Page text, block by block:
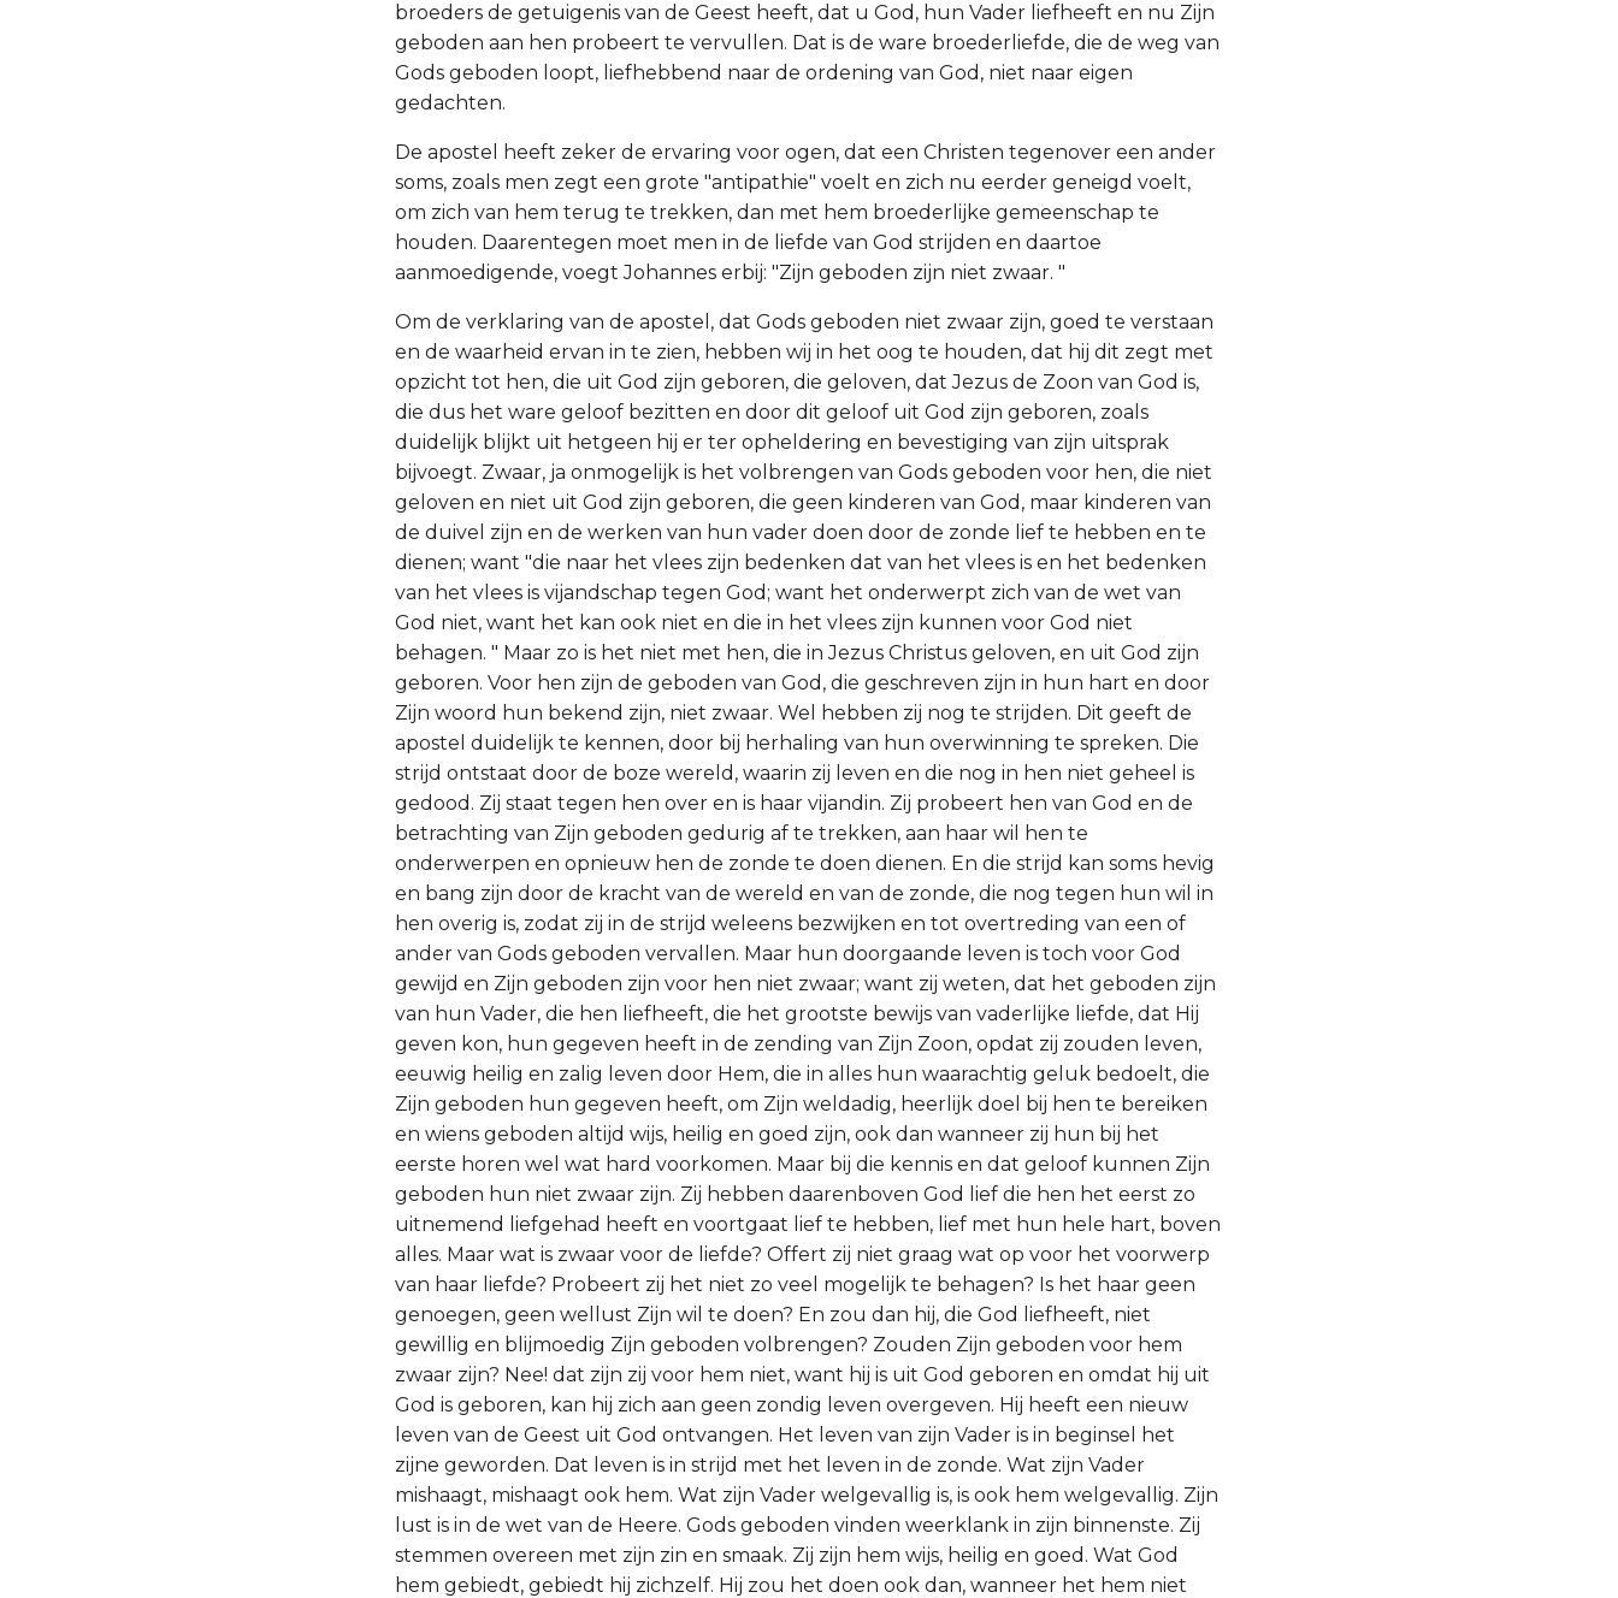
broeders de getuigenis van de Geest heeft, dat u God, hun Vader liefheeft en nu Zijn
geboden aan hen probeert te vervullen. Dat is de ware broederliefde, die de weg van
Gods geboden loopt, liefhebbend naar de ordening van God, niet naar eigen
gedachten.
De apostel heeft zeker de ervaring voor ogen, dat een Christen tegenover een ander
soms, zoals men zegt een grote "antipathie" voelt en zich nu eerder geneigd voelt,
om zich van hem terug te trekken, dan met hem broederlijke gemeenschap te
houden. Daarentegen moet men in de liefde van God strijden en daartoe
aanmoedigende, voegt Johannes erbij: "Zijn geboden zijn niet zwaar. "
Om de verklaring van de apostel, dat Gods geboden niet zwaar zijn, goed te verstaan
en de waarheid ervan in te zien, hebben wij in het oog te houden, dat hij dit zegt met
opzicht tot hen, die uit God zijn geboren, die geloven, dat Jezus de Zoon van God is,
die dus het ware geloof bezitten en door dit geloof uit God zijn geboren, zoals
duidelijk blijkt uit hetgeen hij er ter opheldering en bevestiging van zijn uitsprak
bijvoegt. Zwaar, ja onmogelijk is het volbrengen van Gods geboden voor hen, die niet
geloven en niet uit God zijn geboren, die geen kinderen van God, maar kinderen van
de duivel zijn en de werken van hun vader doen door de zonde lief te hebben en te
dienen; want "die naar het vlees zijn bedenken dat van het vlees is en het bedenken
van het vlees is vijandschap tegen God; want het onderwerpt zich van de wet van
God niet, want het kan ook niet en die in het vlees zijn kunnen voor God niet
behagen. " Maar zo is het niet met hen, die in Jezus Christus geloven, en uit God zijn
geboren. Voor hen zijn de geboden van God, die geschreven zijn in hun hart en door
Zijn woord hun bekend zijn, niet zwaar. Wel hebben zij nog te strijden. Dit geeft de
apostel duidelijk te kennen, door bij herhaling van hun overwinning te spreken. Die
strijd ontstaat door de boze wereld, waarin zij leven en die nog in hen niet geheel is
gedood. Zij staat tegen hen over en is haar vijandin. Zij probeert hen van God en de
betrachting van Zijn geboden gedurig af te trekken, aan haar wil hen te
onderwerpen en opnieuw hen de zonde te doen dienen. En die strijd kan soms hevig
en bang zijn door de kracht van de wereld en van de zonde, die nog tegen hun wil in
hen overig is, zodat zij in de strijd weleens bezwijken en tot overtreding van een of
ander van Gods geboden vervallen. Maar hun doorgaande leven is toch voor God
gewijd en Zijn geboden zijn voor hen niet zwaar; want zij weten, dat het geboden zijn
van hun Vader, die hen liefheeft, die het grootste bewijs van vaderlijke liefde, dat Hij
geven kon, hun gegeven heeft in de zending van Zijn Zoon, opdat zij zouden leven,
eeuwig heilig en zalig leven door Hem, die in alles hun waarachtig geluk bedoelt, die
Zijn geboden hun gegeven heeft, om Zijn weldadig, heerlijk doel bij hen te bereiken
en wiens geboden altijd wijs, heilig en goed zijn, ook dan wanneer zij hun bij het
eerste horen wel wat hard voorkomen. Maar bij die kennis en dat geloof kunnen Zijn
geboden hun niet zwaar zijn. Zij hebben daarenboven God lief die hen het eerst zo
uitnemend liefgehad heeft en voortgaat lief te hebben, lief met hun hele hart, boven
alles. Maar wat is zwaar voor de liefde? Offert zij niet graag wat op voor het voorwerp
van haar liefde? Probeert zij het niet zo veel mogelijk te behagen? Is het haar geen
genoegen, geen wellust Zijn wil te doen? En zou dan hij, die God liefheeft, niet
gewillig en blijmoedig Zijn geboden volbrengen? Zouden Zijn geboden voor hem
zwaar zijn? Nee! dat zijn zij voor hem niet, want hij is uit God geboren en omdat hij uit
God is geboren, kan hij zich aan geen zondig leven overgeven. Hij heeft een nieuw
leven van de Geest uit God ontvangen. Het leven van zijn Vader is in beginsel het
zijne geworden. Dat leven is in strijd met het leven in de zonde. Wat zijn Vader
mishaagt, mishaagt ook hem. Wat zijn Vader welgevallig is, is ook hem welgevallig. Zijn
lust is in de wet van de Heere. Gods geboden vinden weerklank in zijn binnenste. Zij
stemmen overeen met zijn zin en smaak. Zij zijn hem wijs, heilig en goed. Wat God
hem gebiedt, gebiedt hij zichzelf. Hij zou het doen ook dan, wanneer het hem niet